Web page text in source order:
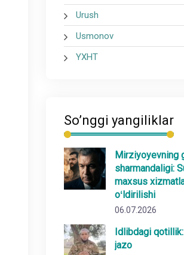
Urush
Usmonov
YXHT
So’nggi yangiliklar
Mirziyoyevning
sharmandaligi:
maxsus
oʻldirilishi
06.07.2026
Idlibdagi
jazo